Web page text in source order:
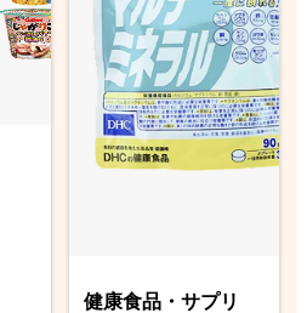
健康食品・サプリ